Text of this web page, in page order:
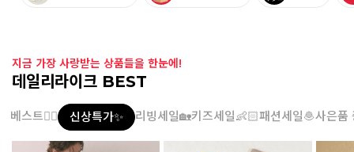
지금 가장 사랑받는 상품들을 한눈에!
데일리라이크 BEST
베스트👍🏻 신상특가✨ 리빙세일🏡키즈세일👶🏻패션세일🧆사은품